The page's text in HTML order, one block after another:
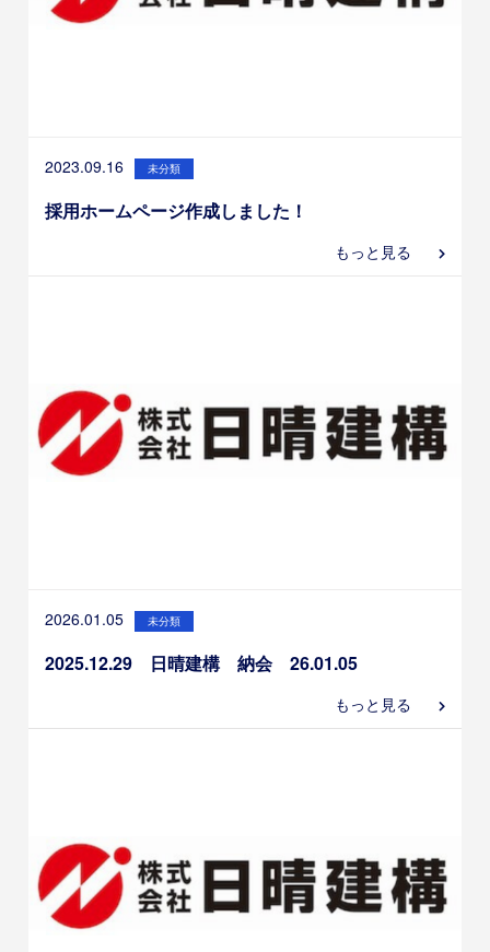
2023.09.16 未分類
採用ホームページ作成しました！
もっと見る
2026.01.05 未分類
2025.12.29 日晴建構 納会 26.01.05
もっと見る